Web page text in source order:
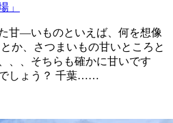
」
甘―いものといえば、何を想像
、、そちらも確かに甘いです
が、ハチミツはどうでしょう？ 千葉……